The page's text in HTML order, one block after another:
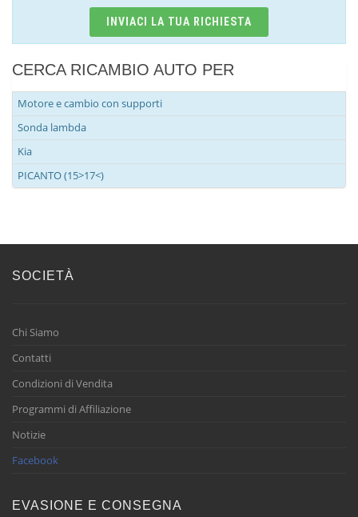
INVIACI LA TUA RICHIESTA
CERCA RICAMBIO AUTO PER
Motore e cambio con supporti
Sonda lambda
Kia
PICANTO (15>17<)
SOCIETÀ
Chi Siamo
Contatti
Condizioni di Vendita
Programmi di Affiliazione
Notizie
Facebook
EVASIONE E CONSEGNA